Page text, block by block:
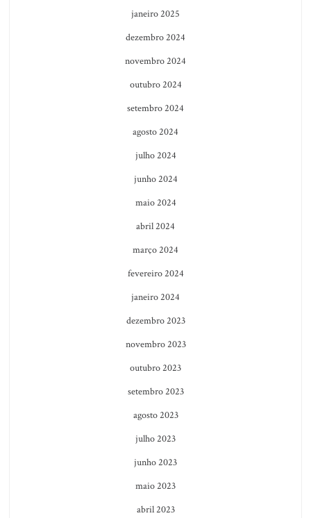
janeiro 2025
dezembro 2024
novembro 2024
outubro 2024
setembro 2024
agosto 2024
julho 2024
junho 2024
maio 2024
abril 2024
março 2024
fevereiro 2024
janeiro 2024
dezembro 2023
novembro 2023
outubro 2023
setembro 2023
agosto 2023
julho 2023
junho 2023
maio 2023
abril 2023